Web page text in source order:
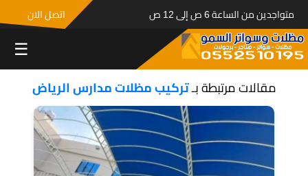
متواجدين من الساعة 6 ص إلى 12 ص اتصل الان
☰
مقالات مرتبطة بـتركيب مظلات مدارس الرياض